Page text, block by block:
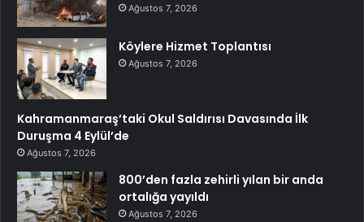
Ağustos 7, 2026
Köylere Hizmet Toplantısı
Ağustos 7, 2026
Kahramanmaraş’taki Okul Saldırısı Davasında İlk
Duruşma 4 Eylül’de
Ağustos 7, 2026
800’den fazla zehirli yılan bir anda
ortalığa yayıldı
Ağustos 7, 2026